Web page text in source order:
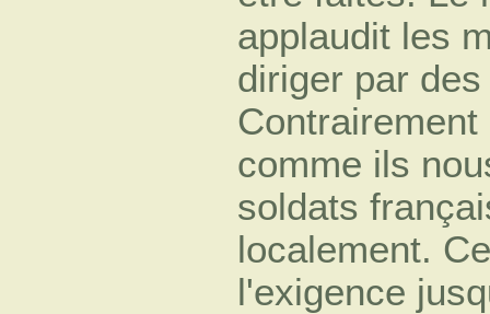
applaudit les
diriger par
comme ils
soldats
localement.
l'exigence